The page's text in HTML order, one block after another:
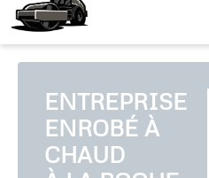
ENTREPRISE
ENROBÉ À
CHAUD